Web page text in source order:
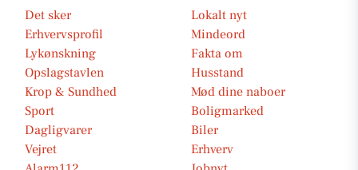
Det sker
Lokalt nyt
Erhvervsprofil
Mindeord
Lykønskning
Fakta om
Opslagstavlen
Husstand
Krop & Sundhed
Mød dine naboer
Sport
Boligmarked
Dagligvarer
Biler
Vejret
Erhverv